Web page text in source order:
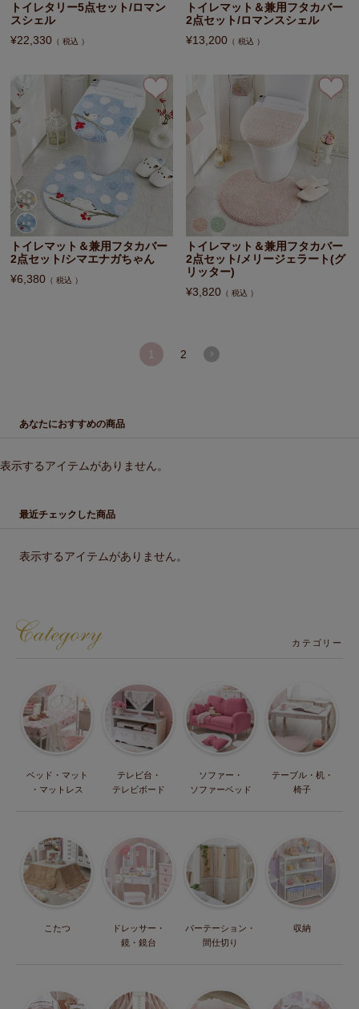
トイレタリー5点セット/ロマン
スシェル
¥22,330 税込
トイレマット＆兼用フタカバー
2点セット/ロマンスシェル
¥13,200 税込
トイレマット＆兼用フタカバー
2点セット/シマエナガちゃん
¥6,380 税込
トイレマット＆兼用フタカバー
2点セット/メリージェラート(グ
リッター)
¥3,820 税込
1 2
あなたにおすすめの商品
表示するアイテムがありません。
最近チェックした商品
表示するアイテムがありません。
カテゴリー
ベッド・マット
・マットレス
テレビ台・
テレビボード
ソファー・
ソファーベッド
テーブル・机・
椅子
こたつ
ドレッサー・
鏡・鏡台
パーテーション・
間仕切り
収納